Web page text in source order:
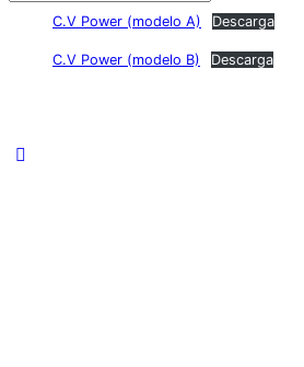
C.V Power (modelo A) Descarga
C.V Power (modelo B) Descarga